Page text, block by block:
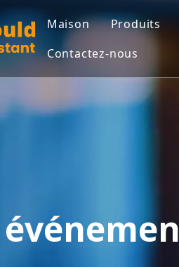
Maison Produits
Moule
Moule
Moule
Moule
Moule
Contactez-nous